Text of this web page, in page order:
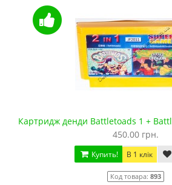
Картридж денди Battletoads 1 +
450.00 грн.
Купить! В 1 клік
Код товара: 893